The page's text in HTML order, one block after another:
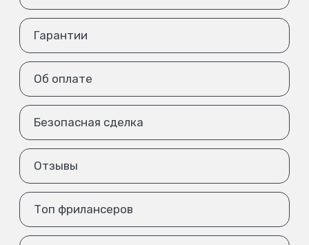
Гарантии
Об оплате
Безопасная сделка
Отзывы
Топ фрилансеров